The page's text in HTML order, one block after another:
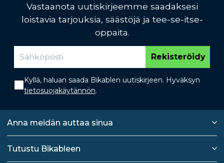
Vastaanota uutiskirjeemme saadaksesi
loistavia tarjouksia, säästöjä ja tee-se-itse-
oppaita.
Rekisteröidy
Kyllä, haluan saada Bikablen uutiskirjeen. Hyväksyn
tietosuojakäytännön.
Anna meidän auttaa sinua
Tutustu Bikableen